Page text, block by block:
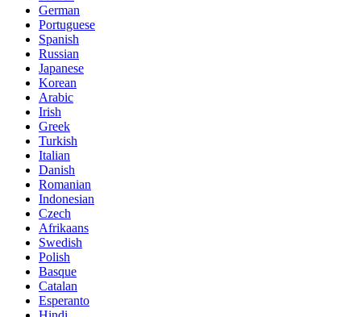
German
Portuguese
Spanish
Russian
Japanese
Korean
Arabic
Irish
Greek
Turkish
Italian
Danish
Romanian
Indonesian
Czech
Afrikaans
Swedish
Polish
Basque
Catalan
Esperanto